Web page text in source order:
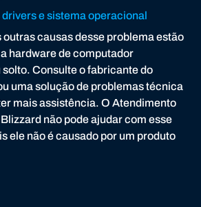
e sistema operacional
outras causas desse problema estão
hardware de computador
solto. Consulte o fabricante do
uma solução de problemas técnica
mais assistência. O Atendimento
não pode ajudar com esse
ele não é causado por um produto